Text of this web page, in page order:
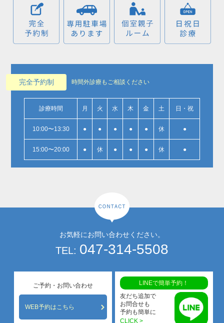
完全予約制 時間外診療もご相談ください
診療時間 月 火 水 木 金 土 日・祝
10:00〜13:30 ● ● ● ● ● 休 ●
15:00〜20:00 ● 休 ● ● ● 休 ●
お気軽にお問い合わせください。
TEL: 047-314-5508
ご予約・お問い合わせ
WEB予約はこちら
LINEで簡単予約！
友だち追加で
お問合せも
予約も簡単に
CLICK >